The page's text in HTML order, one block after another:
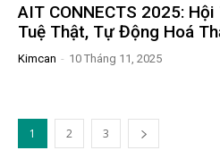
AIT CONNECTS 2025:
Tuệ Thật, Tự Động Hoá
Kimcan - 10 Tháng 11, 2025
1 2 3